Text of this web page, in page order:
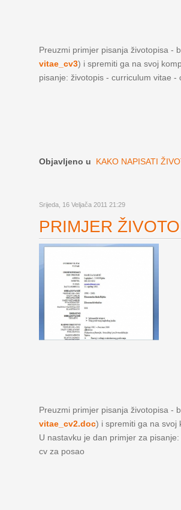
Preuzmi primjer pisanja životopisa -
vitae_cv3) i spremiti ga na svoj
pisanje: životopis - curriculum vitae
Objavljeno u KAKO NAPISATI
Srijeda, 16 Veljača 2011 21:29
PRIMJER
Preuzmi primjer pisanja životopisa -
vitae_cv2.doc) i spremiti ga na svoj
U nastavku je dan primjer za
cv za posao